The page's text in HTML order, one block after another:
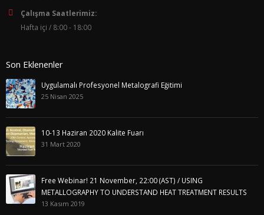
Çalışma Saatlerimiz:
Hafta içi / 8:00 - 18:00
Son Eklenenler
Uygulamalı Profesyonel Metalografi Eğitimi
25 Nisan 2025
10-13 Haziran 2020 Kalite Fuarı
31 Mart 2020
Free Webinar! 21 November, 22:00 (AST) / USING
METALLOGRAPHY TO UNDERSTAND HEAT TREATMENT RESULTS
13 Kasım 2019